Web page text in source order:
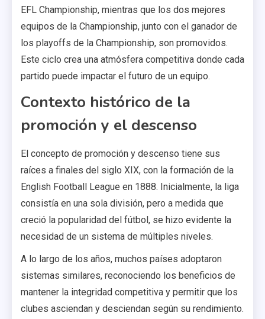
EFL Championship, mientras que los dos mejores
equipos de la Championship, junto con el ganador de
los playoffs de la Championship, son promovidos.
Este ciclo crea una atmósfera competitiva donde cada
partido puede impactar el futuro de un equipo.
Contexto histórico de la
promoción y el descenso
El concepto de promoción y descenso tiene sus
raíces a finales del siglo XIX, con la formación de la
English Football League en 1888. Inicialmente, la liga
consistía en una sola división, pero a medida que
creció la popularidad del fútbol, se hizo evidente la
necesidad de un sistema de múltiples niveles.
A lo largo de los años, muchos países adoptaron
sistemas similares, reconociendo los beneficios de
mantener la integridad competitiva y permitir que los
clubes asciendan y desciendan según su rendimiento.